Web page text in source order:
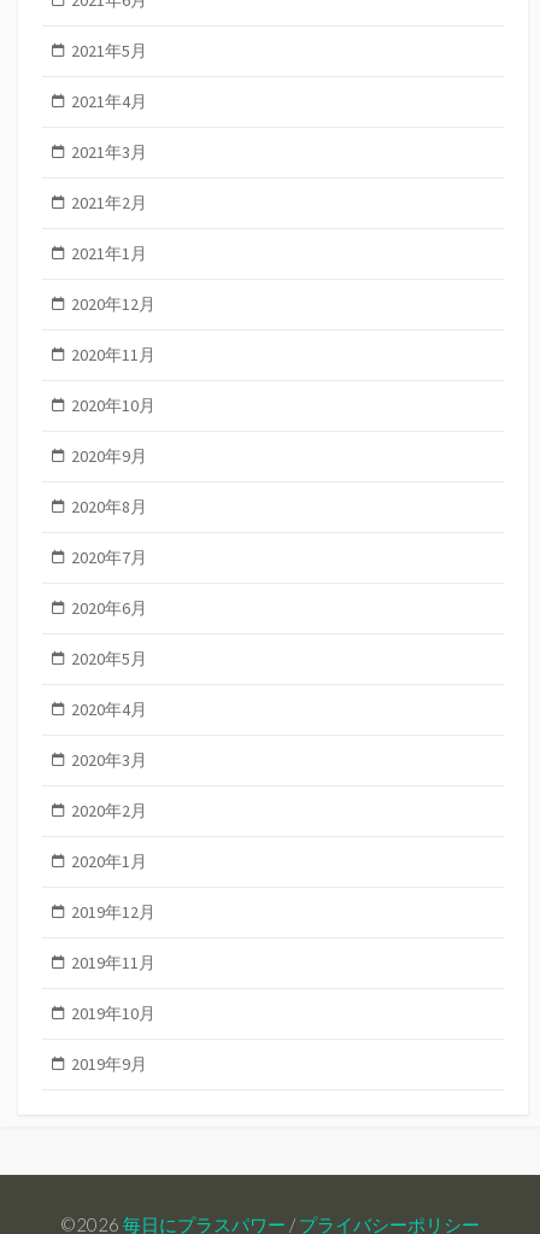
2021年5月
2021年4月
2021年3月
2021年2月
2021年1月
2020年12月
2020年11月
2020年10月
2020年9月
2020年8月
2020年7月
2020年6月
2020年5月
2020年4月
2020年3月
2020年2月
2020年1月
2019年12月
2019年11月
2019年10月
2019年9月
©2026 毎日にプラスパワー / プライバシーポリシー